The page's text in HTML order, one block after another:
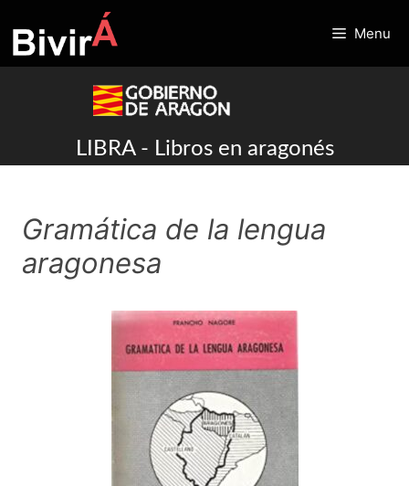
to
content
Menu
LIBRA - Libros en aragonés
Gramática de la lengua
aragonesa